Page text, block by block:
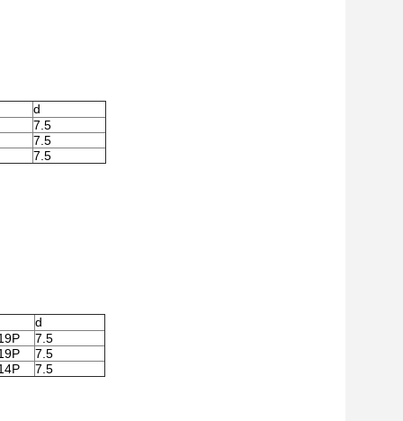
d
7.5
7.5
7.5
d
7.5
7.5
7.5